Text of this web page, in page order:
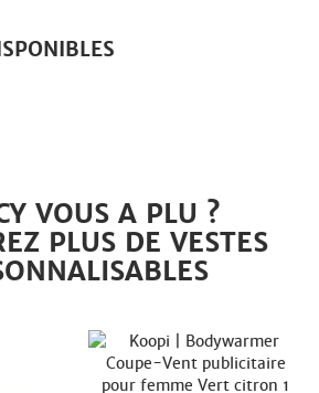
VOUS A PLU ?
PLUS DE VESTES